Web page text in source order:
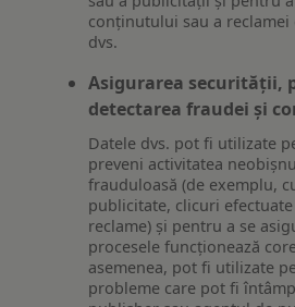
conținutului sau a
dvs.
Asigurarea securității,
detectarea fraudei și
Datele dvs. pot fi utilizate
preveni activitatea
frauduloasă (de exemplu,
publicitate, clicuri
reclame) și pentru a se
procesele funcționează
asemenea, pot fi utilizate
probleme care pot fi